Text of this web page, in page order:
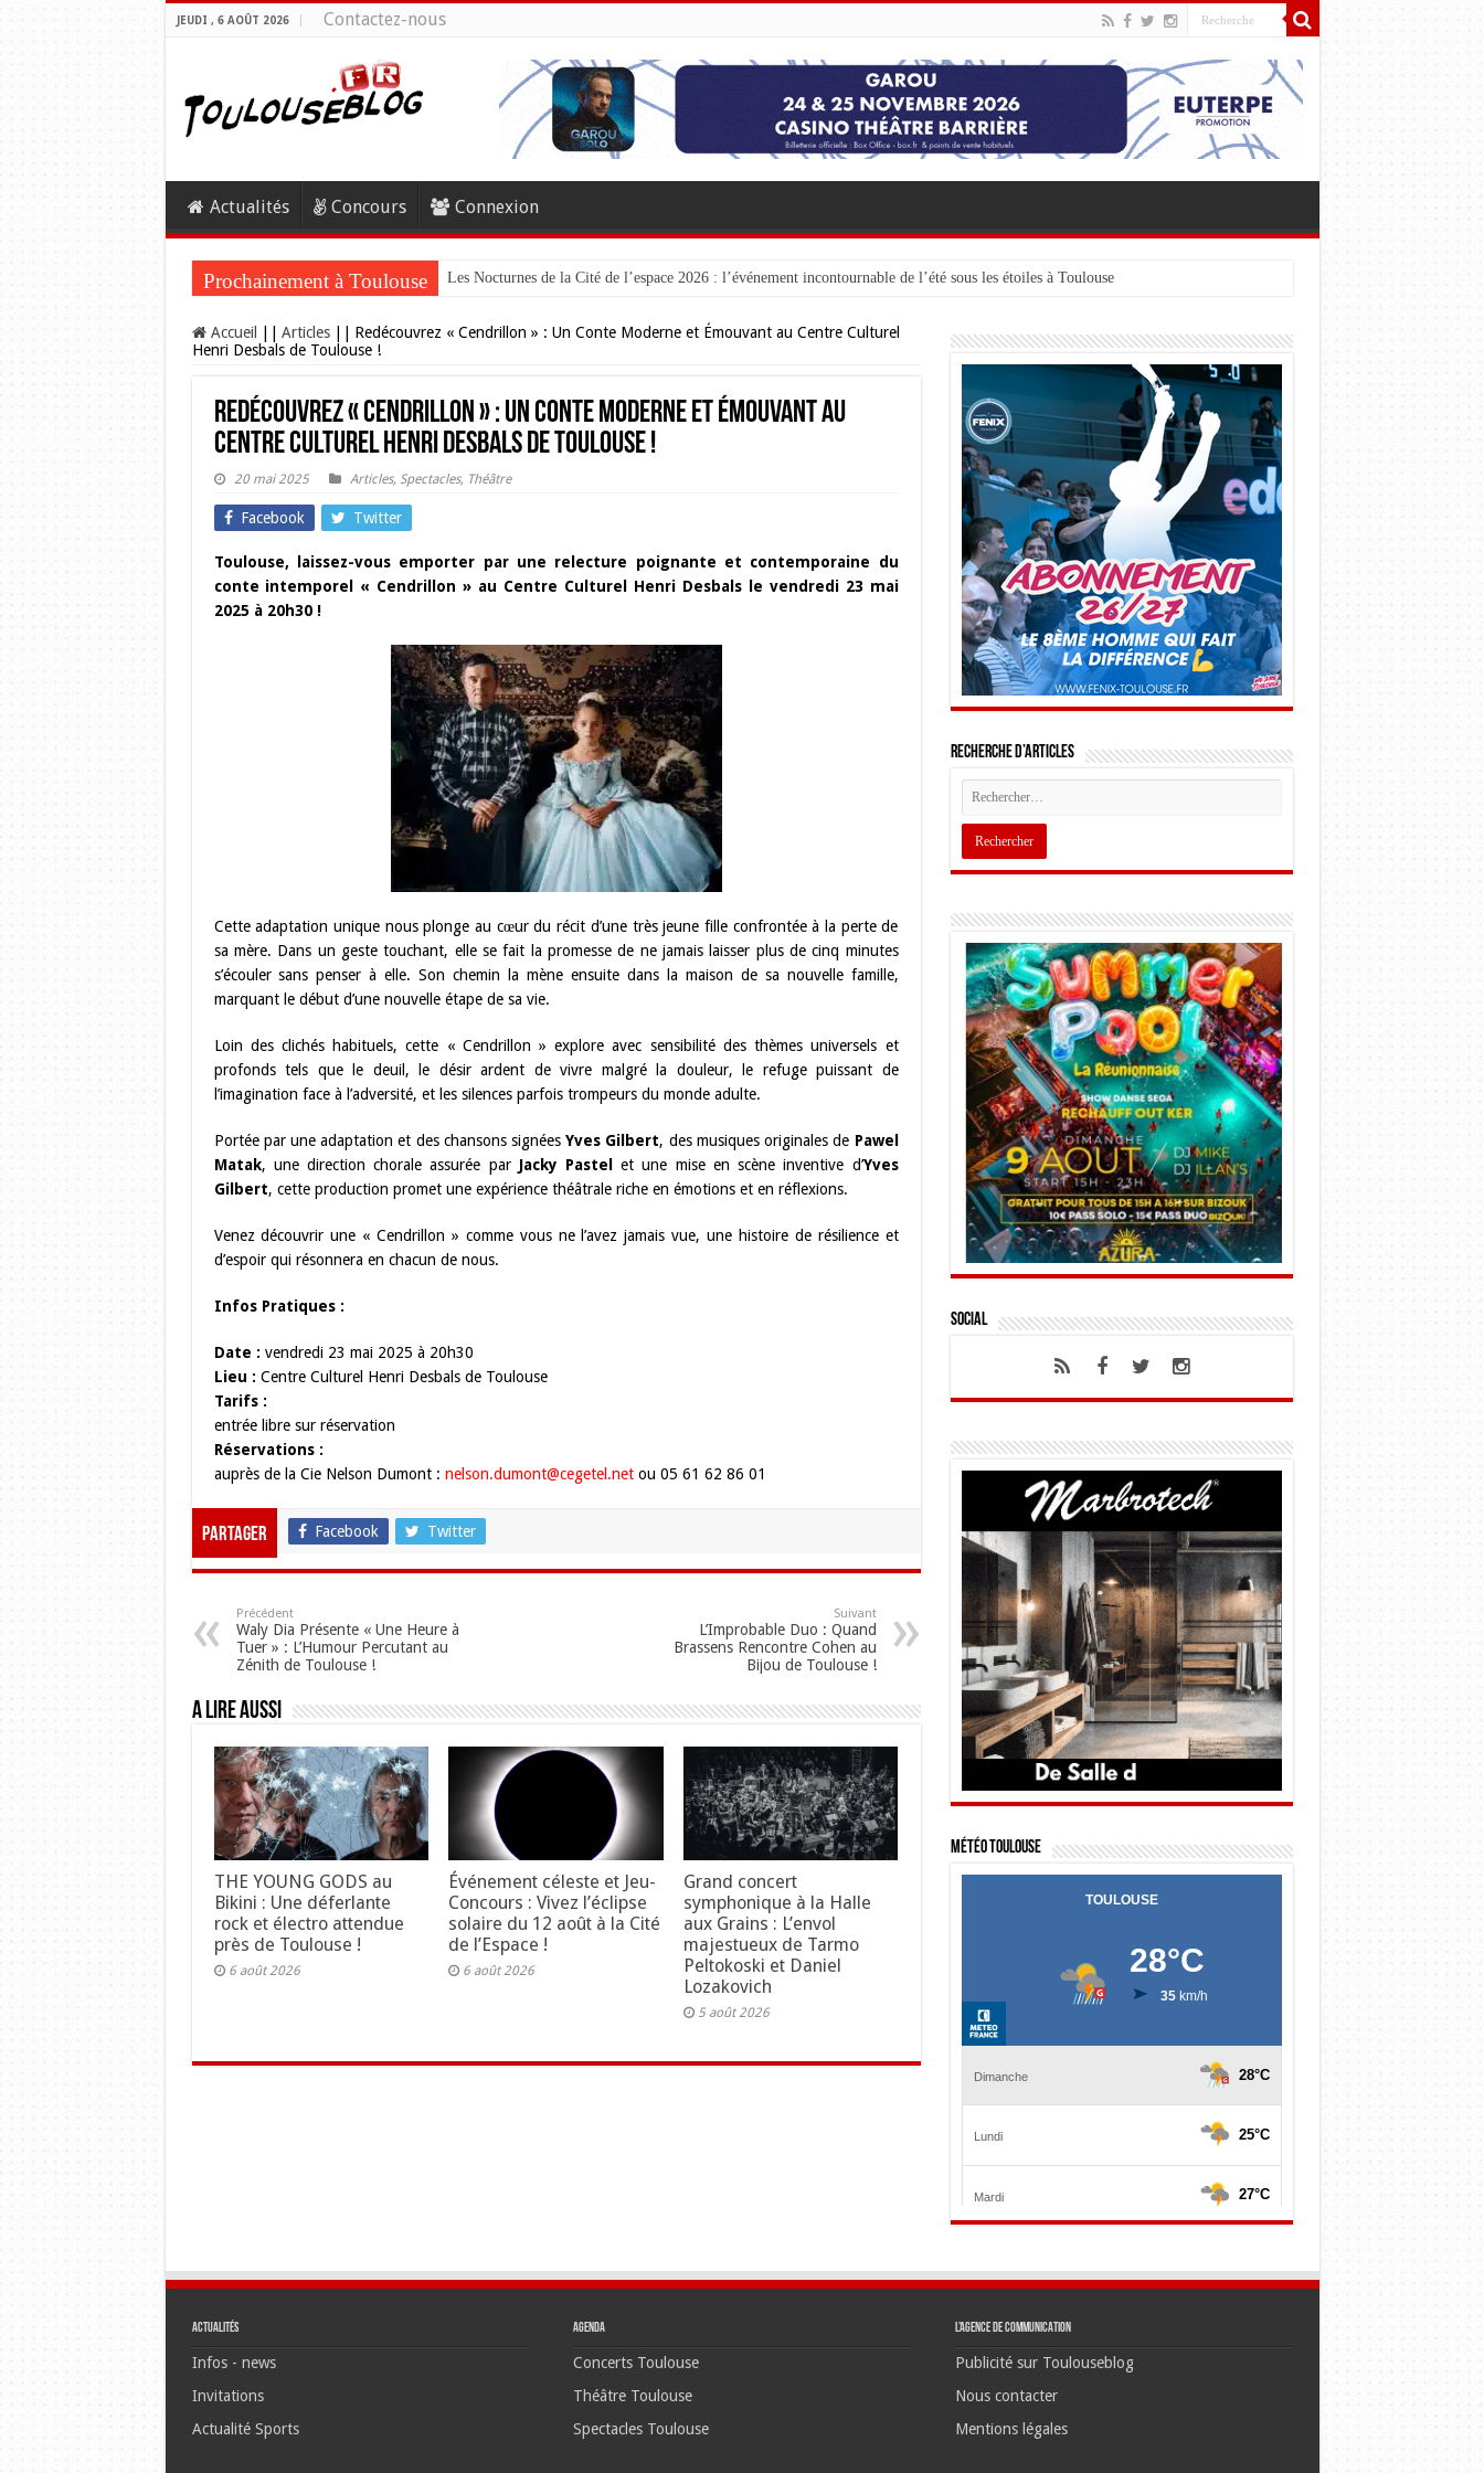
JEUDI , 6 AOÛT 2026 Contactez-nous
Actualités Concours Connexion
Prochainement à Toulouse Les Nocturnes de la Cité de l’espace 2026 : l’événement incontournable de l’été sous les étoiles à Toulouse
Accueil Articles
Redécouvrez « Cendrillon » : Un Conte Moderne et Émouvant au Centre Culturel
Henri Desbals de Toulouse !
Redécouvrez « Cendrillon » : Un Conte Moderne et Émouvant au
Centre Culturel Henri Desbals de Toulouse !
20 mai 2025 Articles, Spectacles, Théâtre
Facebook Twitter
Toulouse, laissez-vous emporter par une relecture poignante et contemporaine du
conte intemporel « Cendrillon » au Centre Culturel Henri Desbals le vendredi 23 mai
2025 à 20h30 !
Cette adaptation unique nous plonge au cœur du récit d’une très jeune fille confrontée à la perte de
sa mère. Dans un geste touchant, elle se fait la promesse de ne jamais laisser plus de cinq minutes
s’écouler sans penser à elle. Son chemin la mène ensuite dans la maison de sa nouvelle famille,
marquant le début d’une nouvelle étape de sa vie.
Loin des clichés habituels, cette « Cendrillon » explore avec sensibilité des thèmes universels et
profonds tels que le deuil, le désir ardent de vivre malgré la douleur, le refuge puissant de
l’imagination face à l’adversité, et les silences parfois trompeurs du monde adulte.
Portée par une adaptation et des chansons signéesYves Gilbert, des musiques originales de Pawel
Matak, une direction chorale assurée par Jacky Pastel et une mise en scène inventive d’Yves
Gilbert, cette production promet une expérience théâtrale riche en émotions et en réflexions.
Venez découvrir une « Cendrillon » comme vous ne l’avez jamais vue, une histoire de résilience et
d’espoir qui résonnera en chacun de nous.
Infos Pratiques :
Date : vendredi 23 mai 2025 à 20h30
Lieu : Centre Culturel Henri Desbals de Toulouse
Tarifs :
entrée libre sur réservation
Réservations :
auprès de la Cie Nelson Dumont : nelson.dumont@cegetel.netou 05 61 62 86 01
Partager Facebook Twitter
Précédent
Waly Dia Présente « Une Heure à
Tuer » : L’Humour Percutant au
Zénith de Toulouse !
Suivant
L’Improbable Duo : Quand
Brassens Rencontre Cohen au
Bijou de Toulouse !
A lire aussi
THE YOUNG GODS au
Bikini : Une déferlante
rock et électro attendue
près de Toulouse !
6 août 2026
Événement céleste et Jeu-
Concours : Vivez l’éclipse
solaire du 12 août à la Cité
de l’Espace !
6 août 2026
Grand concert
symphonique à la Halle
aux Grains : L’envol
majestueux de Tarmo
Peltokoski et Daniel
Lozakovich
5 août 2026
Recherche d’articles
Social
Météo Toulouse
Actualités
Infos - news
Invitations
Actualité Sports
Agenda
Concerts Toulouse
Théâtre Toulouse
Spectacles Toulouse
L’agence de communication
Publicité sur Toulouseblog
Nous contacter
Mentions légales